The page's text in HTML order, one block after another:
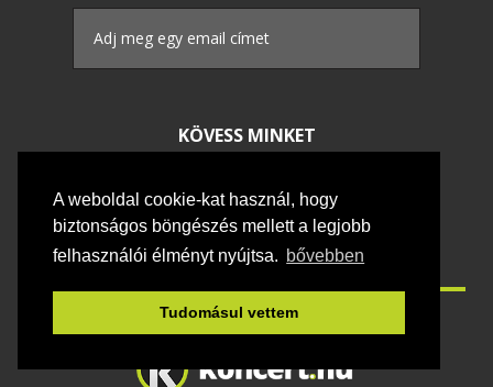
A weboldal cookie-kat használ, hogy
biztonságos böngészés mellett a legjobb
felhasználói élményt nyújtsa. bővebben
Tudomásul vettem
KÖVESS MINKET